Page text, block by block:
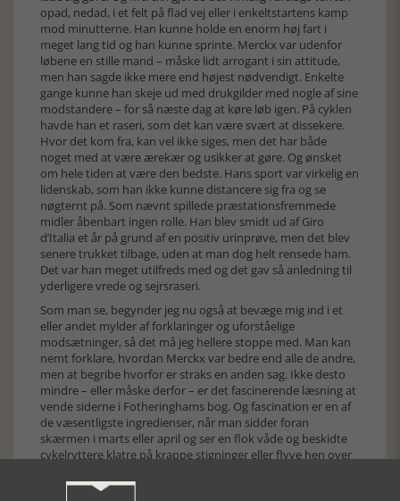
opad, nedad, i et felt på flad vej eller i enkeltstartens kamp
mod minutterne. Han kunne holde en enorm høj fart i
meget lang tid og han kunne sprinte. Merckx var udenfor
løbene en stille mand – måske lidt arrogant i sin attitude,
men han sagde ikke mere end højest nødvendigt. Enkelte
gange kunne han skeje ud med drukgilder med nogle af sine
modstandere – for så næste dag at køre løb igen. På cyklen
havde han et raseri, som det kan være svært at dissekere.
Hvor det kom fra, kan vel ikke siges, men det har både
noget med at være ærekær og usikker at gøre. Og ønsket
om hele tiden at være den bedste. Hans sport var virkelig en
lidenskab, som han ikke kunne distancere sig fra og se
nøgternt på. Som nævnt spillede præstationsfremmede
midler åbenbart ingen rolle. Han blev smidt ud af Giro
d’Italia et år på grund af en positiv urinprøve, men det blev
senere trukket tilbage, uden at man dog helt rensede ham.
Det var han meget utilfreds med og det gav så anledning til
yderligere vrede og sejrsraseri.
Som man se, begynder jeg nu også at bevæge mig ind i et
eller andet mylder af forklaringer og uforståelige
modsætninger, så det må jeg hellere stoppe med. Man kan
nemt forklare, hvordan Merckx var bedre end alle de andre,
men at begribe hvorfor er straks en anden sag. Ikke desto
mindre – eller måske derfor – er det fascinerende læsning at
vende siderne i Fotheringhams bog. Og fascination er en af
de væsentligste ingredienser, når man sidder foran
skærmen i marts eller april og ser en flok våde og beskidte
cykelryttere klatre på krappe stigninger eller flyve hen over
eller Pyrenæerne i juli måned. Det er ved at være mange år